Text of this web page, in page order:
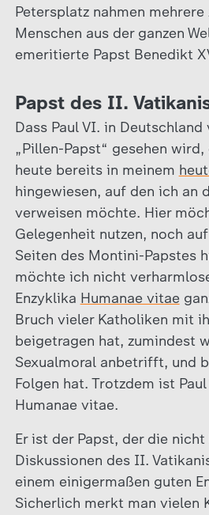
Petersplatz nahmen mehrere
Menschen aus der ganzen
emeritierte Papst Benedikt
Papst des II.
Dass Paul VI. in
„Pillen-Papst“ gesehen
heute bereits in meinem
hingewiesen, auf den ich an
verweisen möchte. Hier
Gelegenheit nutzen, noch
Seiten des Montini-Papstes
möchte ich nicht
Enzyklika Humanae vitae
Bruch vieler Katholiken mit
beigetragen hat, zumindest
Sexualmoral anbetrifft, und
Folgen hat. Trotzdem ist
Humanae vitae.
Er ist der Papst, der die
Diskussionen des II.
einem einigermaßen guten
Sicherlich merkt man vielen